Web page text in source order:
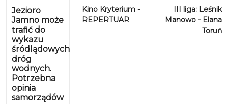
Jezioro
Jamno może
trafić do
wykazu
śródlądowych
dróg
wodnych.
Potrzebna
opinia
samorządów
Kino Kryterium -
REPERTUAR
III liga: Leśnik
Manowo - Elana
Toruń